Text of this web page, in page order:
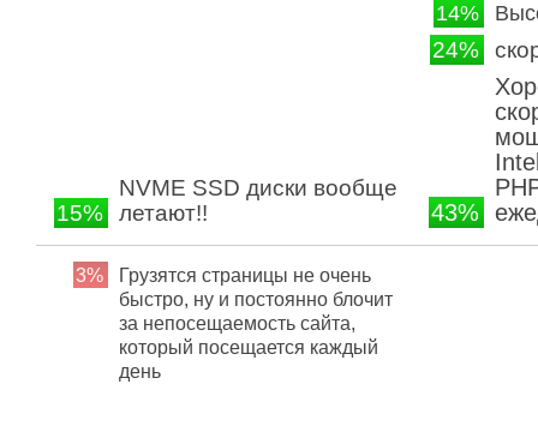
15%
NVME SSD диски вообще
летают!!
14%
24%
43%
3%
Грузятся страницы не очень
быстро, ну и постоянно блочит
за непосещаемость сайта,
который посещается каждый
день